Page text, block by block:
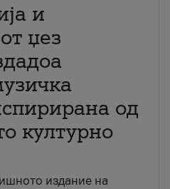
и
џез
од
културно
издание на